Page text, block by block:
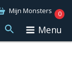
Mijn Monsters 0
Menu